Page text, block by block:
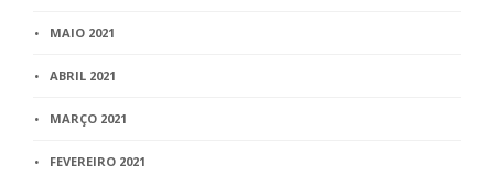
MAIO 2021
ABRIL 2021
MARÇO 2021
FEVEREIRO 2021